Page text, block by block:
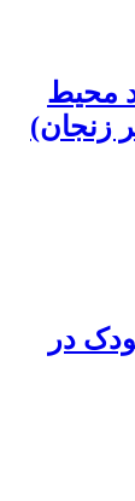
محیط
زنجان)
در